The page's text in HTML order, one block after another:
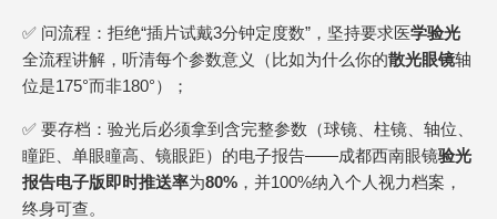
✅ 问流程：拒绝“插片试戴3分钟定度数”，坚持要求医学验光
全流程讲解，听清每个参数意义（比如为什么你的散光眼镜轴
位是175°而非180°）；
✅ 要存档：验光后必须拿到含完整参数（球镜、柱镜、轴位、
瞳距、单眼瞳高、镜眼距）的电子报告——成都西南眼镜验光
报告电子版即时推送率为80% ，并100%纳入个人视力档案，
终身可查。